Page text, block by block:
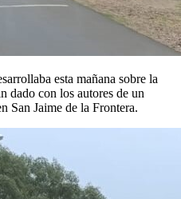
esta mañana sobre la
dado con los autores de un
San Jaime de la Frontera.